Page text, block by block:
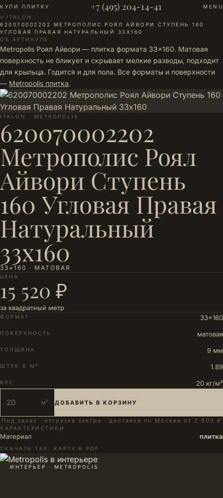
КУПИ ПЛИТКУ +7 (495) 204-14-41
MENU
← ITALON ·
620070002202 МЕТРОПОЛИС РОЯЛ АЙВОРИ СТУПЕНЬ 160
УГЛОВАЯ ПРАВАЯ НАТУРАЛЬНЫЙ 33Х160
ОБ АРТИКУЛЕ
Metropolis Роял Айвори — плитка формата 33×160. Матовая
поверхность не бликует и скрывает мелкие разводы, подходит
для крыльца. Годится и для пола. Все форматы и поверхности
— Metropolis плитка.
ITALON · METROPOLIS
620070002202
Метрополис Роял
Айвори Ступень
160 Угловая Правая
Натуральный
33х160
33×160 · МАТОВАЯ
ЦЕНА
15 520 ₽
за квадратный метр
ФОРМАТ 33×160
ПОВЕРХНОСТЬ матовая
ТОЛЩИНА 9 мм
ШТУК В М² 1.89
ВЕС 20 кг/м²
м² ДОБАВИТЬ В КОРЗИНУ
Под заказ · отгрузка завтра · доставка по Москве от 2 900 ₽
ХАРАКТЕРИСТИКИ
Материал плитка
СКАЧАТЬ ТЕХ. КАРТУ В PDF
ИНТЕРЬЕР · METROPOLIS